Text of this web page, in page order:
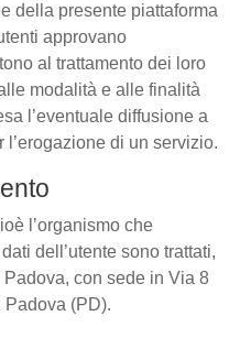
della presente piattaforma
approvano
al trattamento dei loro
modalità e alle finalità
l’eventuale diffusione a
di un servizio.
l’organismo che
dell’utente sono trattati,
con sede in Via 8
Padova (PD).